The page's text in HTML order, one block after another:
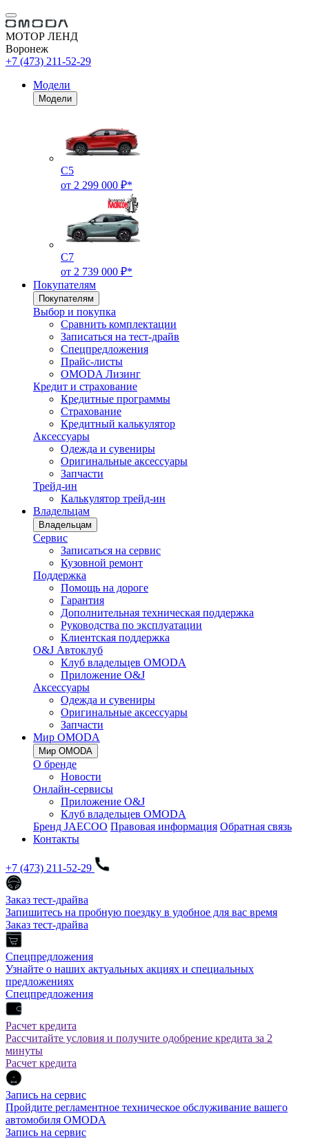
МОТОР ЛЕНД
Воронеж
+7 (473) 211-52-29
Модели
Модели
C5
от 2 299 000 ₽*
C7
от 2 739 000 ₽*
Покупателям
Покупателям
Выбор и покупка
Сравнить комплектации
Записаться на тест-драйв
Cпецпредложения
Прайс-листы
OMODA Лизинг
Кредит и страхование
Кредитные программы
Страхование
Кредитный калькулятор
Аксессуары
Одежда и сувениры
Оригинальные аксессуары
Запчасти
Трейд-ин
Калькулятор трейд-ин
Владельцам
Владельцам
Сервис
Записаться на сервис
Кузовной ремонт
Поддержка
Помощь на дороге
Гарантия
Дополнительная техническая поддержка
Руководства по эксплуатации
Клиентская поддержка
O&J Автоклуб
Клуб владельцев OMODA
Приложение O&J
Аксессуары
Одежда и сувениры
Оригинальные аксессуары
Запчасти
Мир OMODA
Мир OMODA
О бренде
Новости
Онлайн-сервисы
Приложение O&J
Клуб владельцев OMODA
Бренд JAECOO Правовая информация Обратная связь
Контакты
+7 (473) 211-52-29
Заказ тест-драйва
Запишитесь на пробную поездку в удобное для вас время
Заказ тест-драйва
Спецпредложения
Узнайте о наших актуальных акциях и специальных
предложениях
Спецпредложения
Расчет кредита
Рассчитайте условия и получите одобрение кредита за 2
минуты
Расчет кредита
Запись на сервис
Пройдите регламентное техническое обслуживание вашего
автомобиля OMODA
Запись на сервис